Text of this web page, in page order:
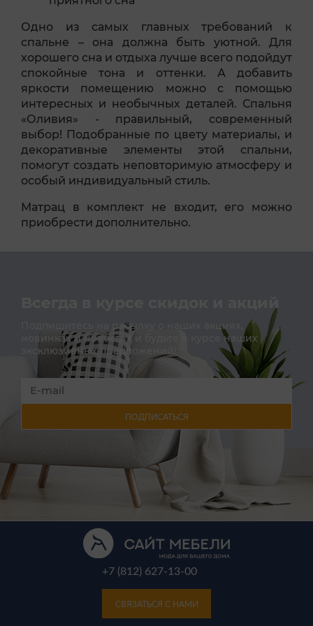
Одно из самых главных требований к
спальне – она должна быть уютной. Для
хорошего сна и отдыха лучше всего подойдут
спокойные тона и оттенки. А добавить
яркости помещению можно с помощью
интересных и необычных деталей. Спальня
«Оливия» - правильный, современный
выбор! Подобранные по цвету материалы, и
декоративные элементы этой спальни,
помогут создать неповторимую атмосферу и
особый индивидуальный стиль.
Матрац в комплект не входит, его можно
приобрести дополнительно.
Всегда в курсе скидок и акций
Подпишитесь на расылку о наших акциях,
новинках и новостях и будьте в курсе наших
эксклюзивных предложений!
ПОДПИСАТЬСЯ
+7 (812) 627-13-00
СВЯЗАТЬСЯ С НАМИ